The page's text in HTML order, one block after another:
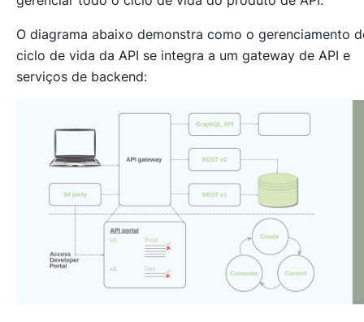
O diagrama abaixo demonstra como o gerenciamento
ciclo de vida da API se integra a um gateway de API e
serviços de backend: